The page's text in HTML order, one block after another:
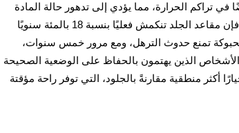
تراكم الحرارة، مما يؤدي إلى تدهور حالة المادة
بسرعة أكبر. وبحسب بعض الاختبارات التي أجريت السنة الماضية، فإن مقاعد الجلد تنكمش فعليًا بنسبة 18 بالمئة سنويًا
محبوكة تمنع حدوث الترهل، ومع مرور خمس سنوات،
على نحو 95 بالمئة من مرونتها. الأشخاص الذين يهتمون بالحفاظ على الوضعية الصحيحة
أكثر منطقية مقارنةً بالجلود، التي توفر راحة مؤقتة